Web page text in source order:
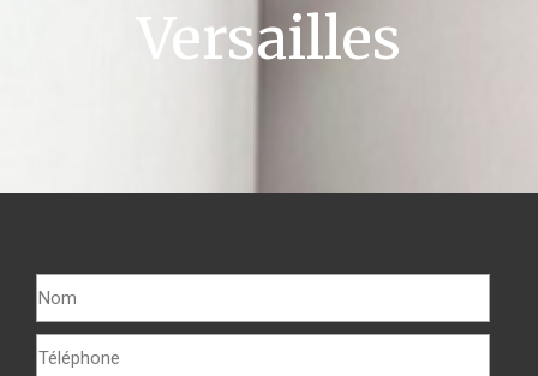
Versailles